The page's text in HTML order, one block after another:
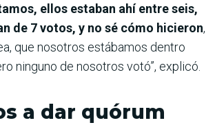
ellos estaban ahí entre seis,
de 7 votos, y no sé cómo hicieron,
que nosotros estábamos dentro
ninguno de nosotros votó”, explicó.
a dar quórum